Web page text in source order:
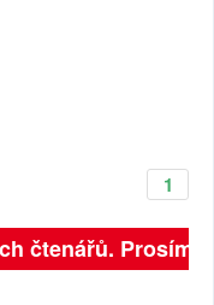
1
Prosíme,